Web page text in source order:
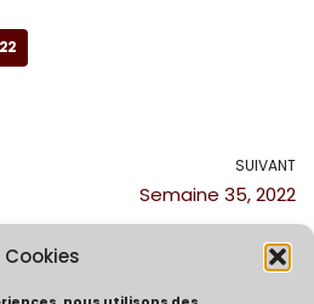
Cookies
SUIVANT
Semaine 35, 2022